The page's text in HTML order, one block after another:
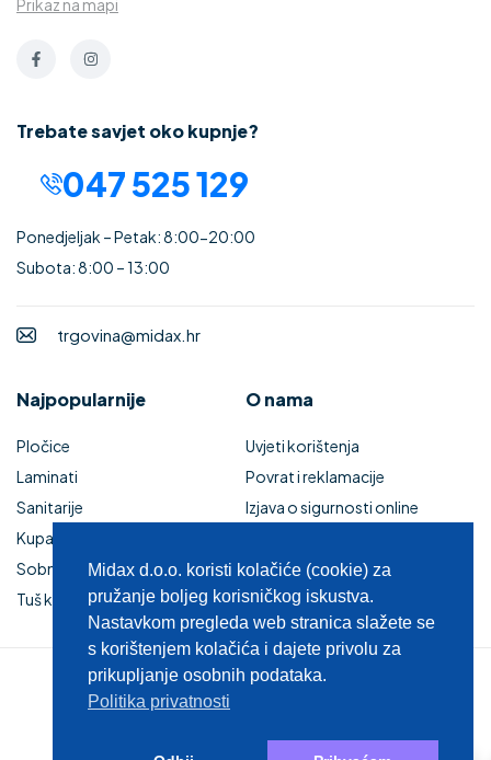
Prikaz na mapi
Trebate savjet oko kupnje?
047 525 129
Ponedjeljak – Petak: 8:00-20:00
Subota: 8:00 – 13:00
trgovina@midax.hr
Najpopularnije
Pločice
Laminati
Sanitarije
Kupaonski namještaj
Sobna vrata
Tuš kabine i kade
O nama
Uvjeti korištenja
Povrat i reklamacije
Izjava o sigurnosti online
Kupaonski namještaj
Zaštita privatnosti
© 2025 MIDAX d.o.o.
Midax d.o.o. koristi kolačiće (cookie) za
pružanje boljeg korisničkog iskustva.
Nastavkom pregleda web stranica slažete se
s korištenjem kolačića i dajete privolu za
prikupljanje osobnih podataka.
Politika privatnosti